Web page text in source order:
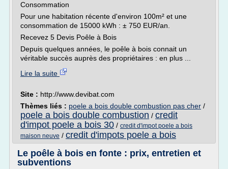
Consommation
Pour une habitation récente d'environ 100m² et une
consommation de 15000 kWh : ± 750 EUR/an.
Recevez 5 Devis Poêle à Bois
Depuis quelques années, le poêle à bois connait un
véritable succès auprès des propriétaires : en plus ...
Lire la suite
Site : http://www.devibat.com
Thèmes liés : poele a bois double combustion pas cher /
poele a bois double combustion / credit
d'impot poele a bois 30 / credit d'impot poele a bois
maison neuve / credit d'impots poele a bois
Le poêle à bois en fonte : prix, entretien et
subventions